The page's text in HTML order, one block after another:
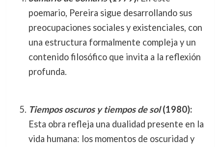
poemario, Pereira sigue desarrollando sus
preocupaciones sociales y existenciales, con
una estructura formalmente compleja y un
contenido filosófico que invita a la reflexión
profunda.
Tiempos oscuros y tiempos de sol(1980):
Esta obra refleja una dualidad presente en la
vida humana: los momentos de oscuridad y